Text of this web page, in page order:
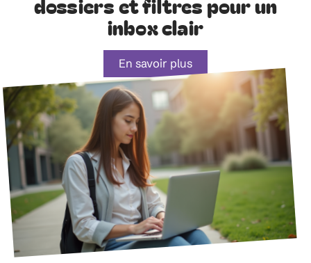
inbox clair
En savoir plus